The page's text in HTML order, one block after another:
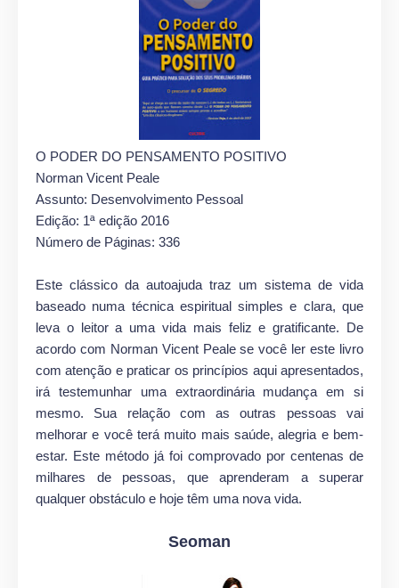
O PODER DO PENSAMENTO POSITIVO
Norman Vicent Peale
Assunto: Desenvolvimento Pessoal
Edição: 1ª edição 2016
Número de Páginas: 336
Este clássico da autoajuda traz um sistema de vida
baseado numa técnica espiritual simples e clara, que
leva o leitor a uma vida mais feliz e gratificante. De
acordo com Norman Vicent Peale se você ler este livro
com atenção e praticar os princípios aqui apresentados,
irá testemunhar uma extraordinária mudança em si
mesmo. Sua relação com as outras pessoas vai
melhorar e você terá muito mais saúde, alegria e bem-
estar. Este método já foi comprovado por centenas de
milhares de pessoas, que aprenderam a superar
qualquer obstáculo e hoje têm uma nova vida.
Seoman